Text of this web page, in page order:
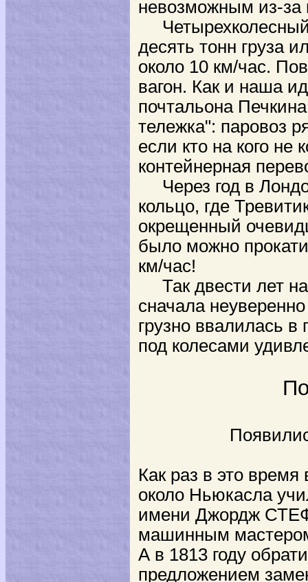
невозможным из-за
Четырехколесный
десять тонн груза
около 10 км/час.
вагон. Как и наша
почтальона
тележка": паровоз
если кто на кого не
контейнерная
Через год в
кольцо, где
окрещенный
было можно
км/час!
Так двести лет
сначала
грузно ввалилась в
под колесами
Появились
Как раз в это
около Ньюкасла
имени Джордж
машинным
А в 1813 году
предложением